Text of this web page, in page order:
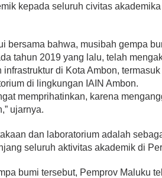
kepada seluruh civitas
bersama bahwa, musibah gempa
tahun 2019 yang lalu, telah
di Kota Ambon,
di lingkungan IAIN Ambon.
memprihatinkan, karena
ujarnya.
dan laboratorium adalah
seluruh aktivitas akademik di
bumi tersebut, Pemprov Maluku